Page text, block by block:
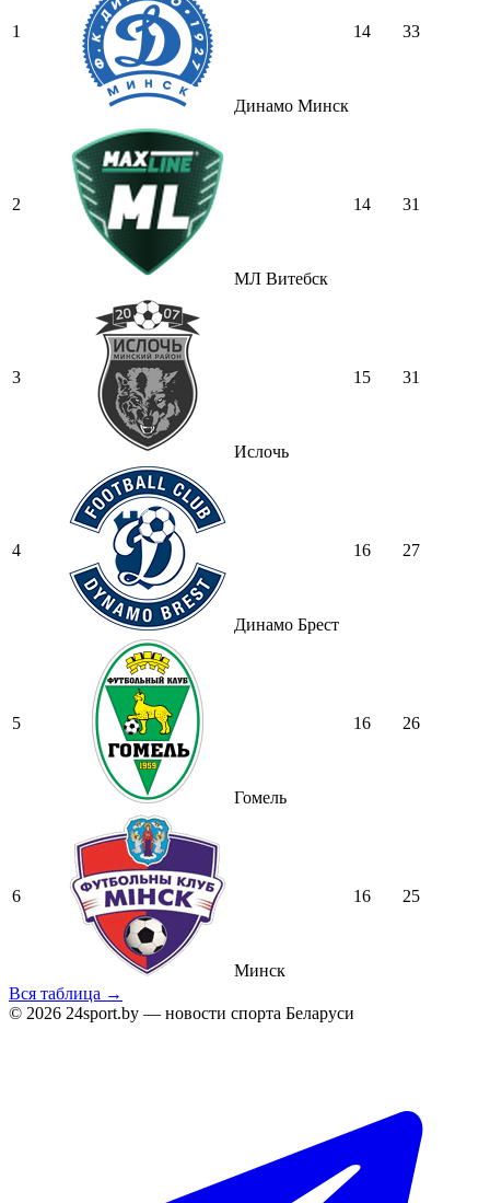
1
Динамо Минск
14 33
2
МЛ Витебск
14 31
3
Ислочь
15 31
4
Динамо Брест
16 27
5
Гомель
16 26
6
Минск
16 25
Вся таблица →
© 2026 24sport.by — новости спорта Беларуси